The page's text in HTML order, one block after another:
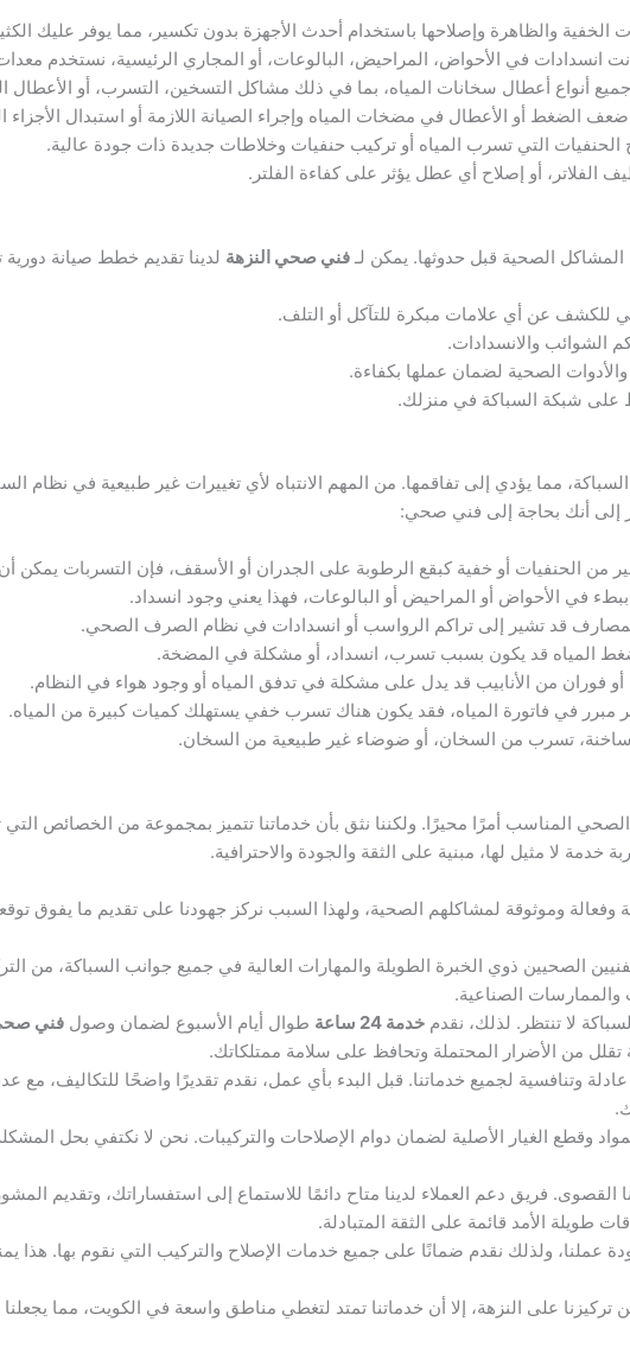
والظاهرة وإصلاحها باستخدام أحدث الأجهزة بدون تكسير، مما يوفر عليك
انسدادات في الأحواض، المراحيض، البالوعات، أو المجاري الرئيسية، نستخدم
أنواع أعطال سخانات المياه، بما في ذلك مشاكل التسخين، التسرب، أو الأعطال
الضغط أو الأعطال في مضخات المياه وإجراء الصيانة اللازمة أو استبدال الأجزاء
الحنفيات التي تسرب المياه أو تركيب حنفيات وخلاطات جديدة ذات جودة عالية.
الفلاتر، أو إصلاح أي عطل يؤثر على كفاءة الفلتر.
المشاكل الصحية قبل حدوثها. يمكن لـ فني صحي النزهة لدينا تقديم خطط صيانة
عن أي علامات مبكرة للتآكل أو التلف.
الشوائب والانسدادات.
الصحية لضمان عملها بكفاءة.
على شبكة السباكة في منزلك.
مما يؤدي إلى تفاقمها. من المهم الانتباه لأي تغييرات غير طبيعية في نظام
إلى أنك بحاجة إلى فني صحي:
من الحنفيات أو خفية كبقع الرطوبة على الجدران أو الأسقف، فإن التسربات يمكن
في الأحواض أو المراحيض أو البالوعات، فهذا يعني وجود انسداد.
المصارف قد تشير إلى تراكم الرواسب أو انسدادات في نظام الصرف الصحي.
المياه قد يكون بسبب تسرب، انسداد، أو مشكلة في المضخة.
من الأنابيب قد يدل على مشكلة في تدفق المياه أو وجود هواء في النظام.
مبرر في فاتورة المياه، فقد يكون هناك تسرب خفي يستهلك كميات كبيرة من المياه.
تسرب من السخان، أو ضوضاء غير طبيعية من السخان.
المناسب أمرًا محيرًا. ولكننا نثق بأن خدماتنا تتميز بمجموعة من الخصائص التي
لا مثيل لها، مبنية على الثقة والجودة والاحترافية.
وموثوقة لمشاكلهم الصحية، ولهذا السبب نركز جهودنا على تقديم ما يفوق
الصحيين ذوي الخبرة الطويلة والمهارات العالية في جميع جوانب السباكة، من
الصناعية.
لا تنتظر. لذلك، نقدم خدمة 24 ساعة طوال أيام الأسبوع لضمان وصول فني
من الأضرار المحتملة وتحافظ على سلامة ممتلكاتك.
عادلة وتنافسية لجميع خدماتنا. قبل البدء بأي عمل، نقدم تقديرًا واضحًا للتكاليف،
وقطع الغيار الأصلية لضمان دوام الإصلاحات والتركيبات. نحن لا نكتفي بحل
القصوى. فريق دعم العملاء لدينا متاح دائمًا للاستماع إلى استفساراتك، وتقديم
طويلة الأمد قائمة على الثقة المتبادلة.
عملنا، ولذلك نقدم ضمانًا على جميع خدمات الإصلاح والتركيب التي نقوم بها.
تركيزنا على النزهة، إلا أن خدماتنا تمتد لتغطي مناطق واسعة في الكويت، مما